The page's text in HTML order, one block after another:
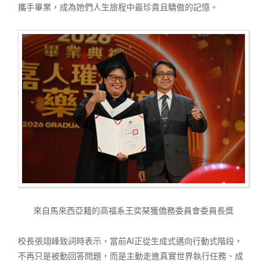
攜手畢業，成為她們人生旅程中最珍貴且驕傲的記憶。
來自馬來西亞籍的高福系王奕琹獲僑務委員會委員長獎
校長張翊峰致詞時表示，當前AI正從生成式邁向行動式階段，
不再只是被動回答問題，而是主動走進真實世界執行任務、成